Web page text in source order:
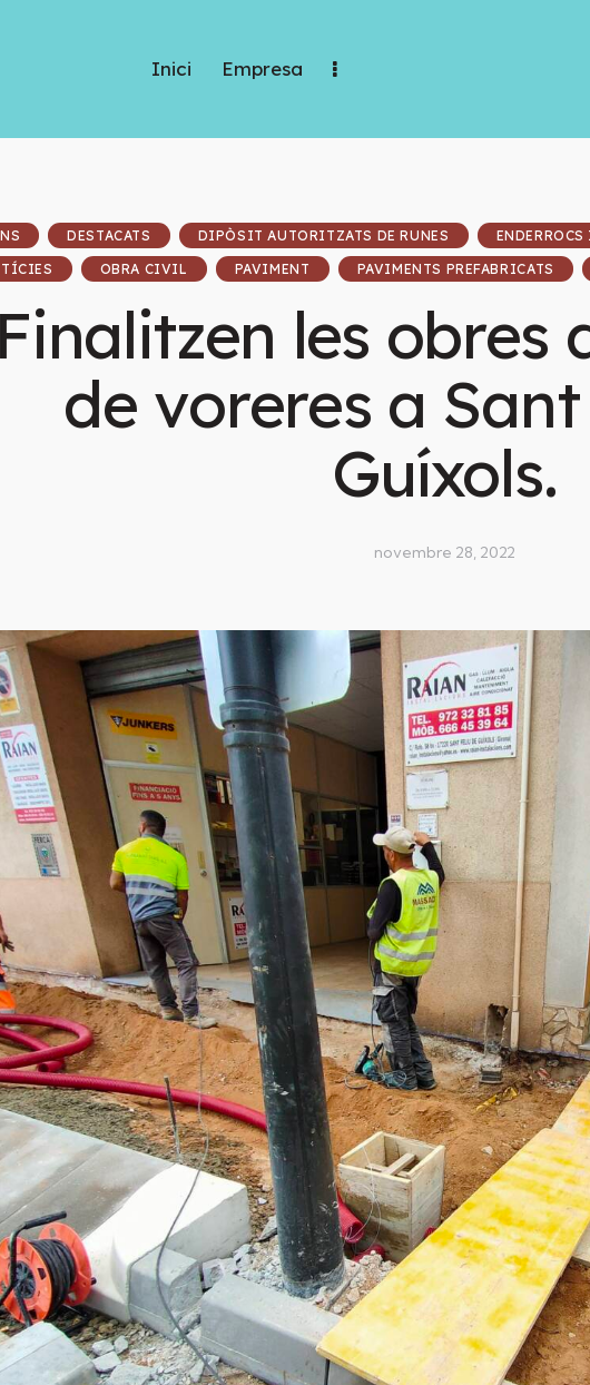
Inici Empresa
DESTACATS DIPÒSIT AUTORITZATS DE RUNES
OBRA CIVIL PAVIMENT PAVIMENTS PREFABRICATS
Finalitzen les obres
de voreres a
Guíxols.
novembre 28, 2022